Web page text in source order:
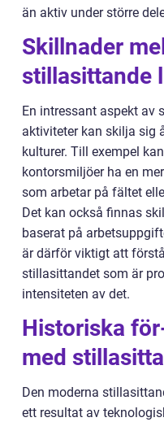
än aktiv under större
Skillnader
stillasittande
En intressant aspekt av
aktiviteter kan skilja sig
kulturer. Till exempel
kontorsmiljöer ha en
som arbetar på fältet
Det kan också finnas
baserat på
är därför viktigt att
stillasittandet som är
intensiteten av det.
Historiska
med
Den moderna
ett resultat av